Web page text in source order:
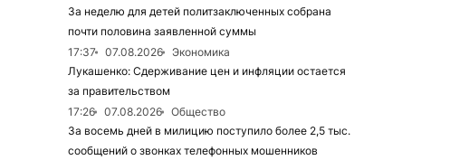
За неделю для детей политзаключенных собрана
почти половина заявленной суммы
17:37
07.08.2026
Экономика
Лукашенко: Сдерживание цен и инфляции остается
за правительством
17:26
07.08.2026
Общество
За восемь дней в милицию поступило более 2,5 тыс.
сообщений о звонках телефонных мошенников